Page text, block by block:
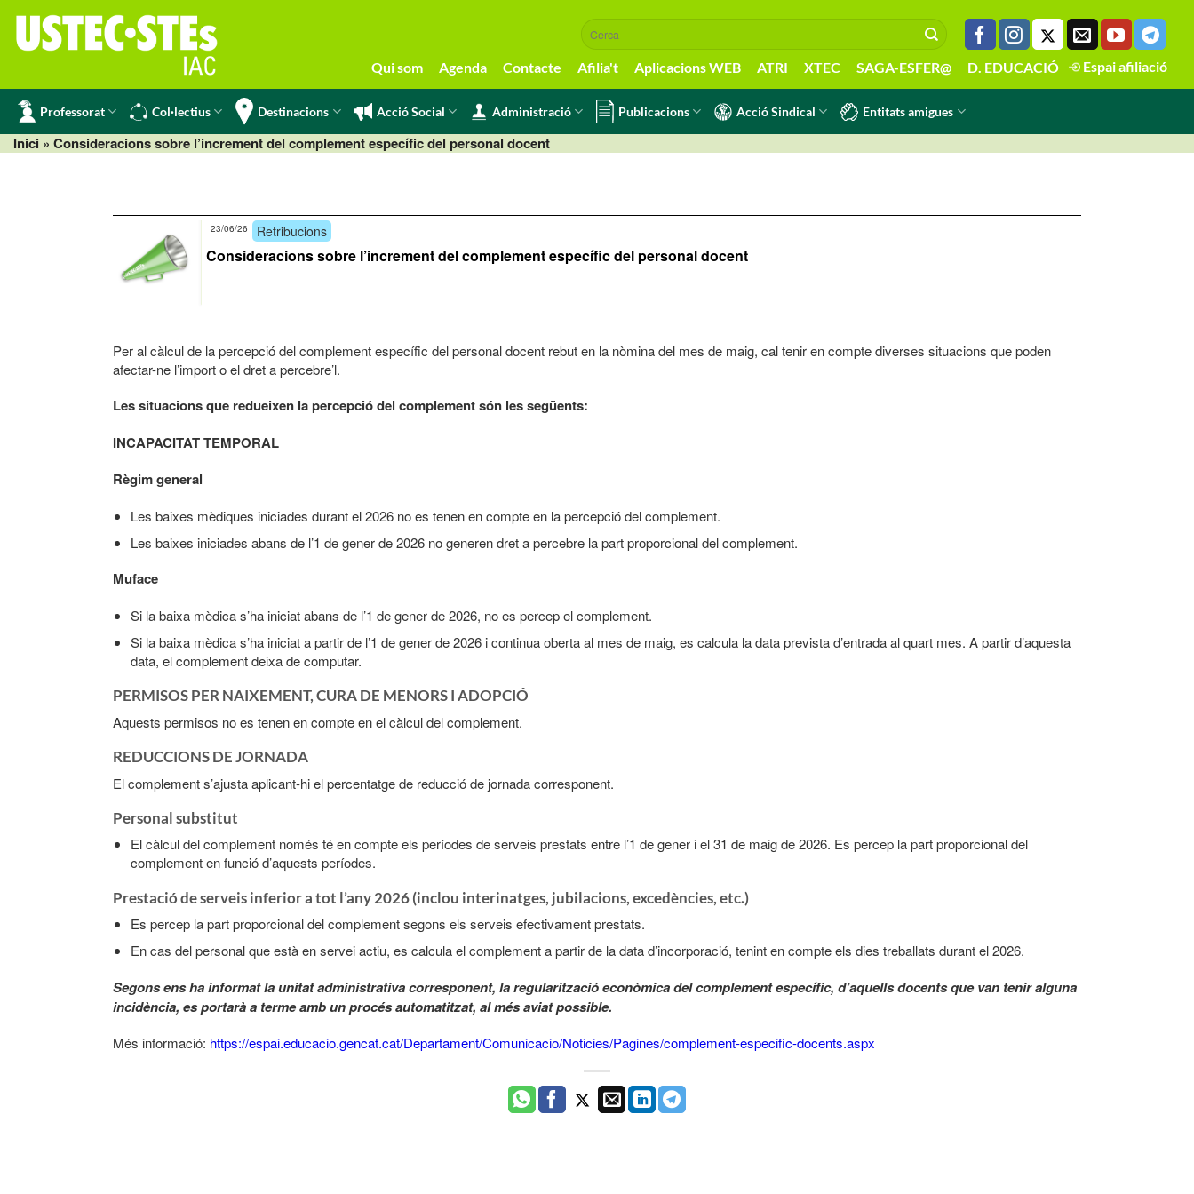
content
Qui som Agenda Contacte Afilia't Aplicacions WEB ATRI XTEC SAGA-ESFER@ D. EDUCACIÓ Espai afiliació
Professorat Col·lectius Destinacions Acció Social Administració Publicacions Acció Sindical Entitats amigues
Inici » Consideracions sobre l’increment del complement específic del personal docent
Retribucions
23/06/26
Consideracions sobre l’increment del complement específic del personal docent
Per al càlcul de la percepció del complement específic del personal docent rebut en la nòmina del mes de maig, cal tenir en compte diverses situacions que poden
afectar-ne l’import o el dret a percebre’l.
Les situacions que redueixen la percepció del complement són les següents:
INCAPACITA​T TEMPORAL
Règim general
Les baixes mèdiques iniciades durant el 2026 no es tenen en compte en la percepció del complement.
Les baixes iniciades abans de l’1 de gener de 2026 no generen dret a percebre la part proporcional del complement.
Muface
Si la baixa mèdica s’ha iniciat abans de l’1 de gener de 2026, no es percep el complement.
Si la baixa mèdica s’ha iniciat a partir de l’1 de gener de 2026 i continua oberta al mes de maig, es calcula la data prevista d’entrada al quart mes. A partir d’aquesta
data, el complement deixa de computar.
PERMISOS PER NAIXEMENT, CURA DE MENORS I ADOPCIÓ​
Aquests permisos no es tenen en compte en el càlcul del complement.
REDU​​CCIONS DE JORNADA
El complement s’ajusta aplicant-hi el percentatge de reducció de jornada corresponent.​​
Personal subs​titut
​El càlcul del complement només té en compte els períodes de serveis prestats entre l’1 de gener i el 31 de maig de 2026. Es percep la part proporcional del
complement en funció d’aquests períodes​​.
Prestació de serveis inferior a tot l’any 2026 (inc​lou interinatge​​s, jubilacions, excedències, etc.)
Es percep la part proporcional del complement segons els serveis efectivament prestats.
En cas del personal que està en servei actiu, es calcula el complement a partir de la data d’incorporació, tenint en compte els dies treballats durant el 2026.​
Segons ens ha informat la unitat administrativa corresponent, la regularització econòmica del complement específic, d’aquells docents que van tenir alguna
incidència, es portarà a terme amb un procés automatitzat, al més aviat possible.
Més informació: https://espai.educacio.gencat.cat/Departament/Comunicacio/Noticies/Pagines/complement-especific-docents.aspx